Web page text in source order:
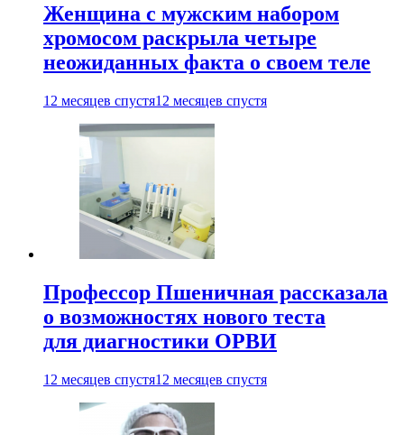
Женщина с мужским набором
хромосом раскрыла четыре
неожиданных факта о своем теле
12 месяцев спустя12 месяцев спустя
Профессор Пшеничная рассказала
о возможностях нового теста
для диагностики ОРВИ
12 месяцев спустя12 месяцев спустя